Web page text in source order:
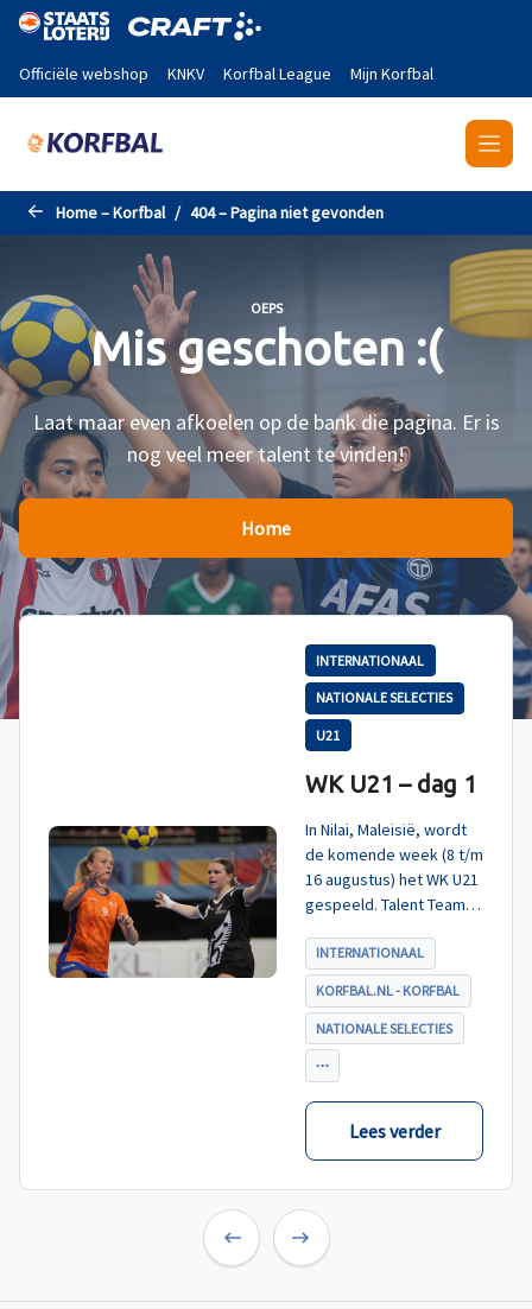
Naar de hoofdinhoud gaan
Officiële webshop KNKV Korfbal League Mijn Korfbal
Home – Korfbal 404 – Pagina niet gevonden
OEPS
Mis geschoten :(
Laat maar even afkoelen op de bank die pagina. Er is
nog veel meer talent te vinden!
Home
INTERNATIONAAL
NATIONALE SELECTIES
U21
WK U21 – dag 1
In Nilai, Maleisië, wordt
de komende week (8 t/m
16 augustus) het WK U21
gespeeld. Talent TeamNL
poule A, met Nieuw-
Zeeland, Hong Kong
China en India. De eerste
wedstrijd, tegen Nieuw-
Zeeland U21, werd zoals
verwacht met ruime
cijfers gewonnen.
INTERNATIONAAL
KORFBAL.NL - KORFBAL
NATIONALE SELECTIES
Lees verder